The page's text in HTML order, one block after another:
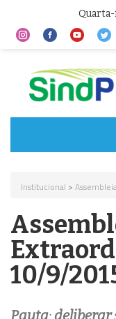
Quarta-
Institucional >
10/9/